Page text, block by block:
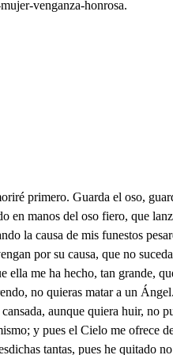
venganza-honrosa.
y sobre si acaso fueron favores, podía comprar muerte infame, por tomar aquello que no me dieron, y déjira de su Alteza notada la castidad con rasgos de liviandad, siendo el pensarlo bajeza. Estas consideraciones fueron remora a mis pasos, pues no hay en mujer fracasos, como andar en opiniones. Y así, supuesto que no tomé lo que bien pudiera, no quise que lo trajera, quien después que yo lo vio. Mas ya que con fieros vanos la tomasteis, bien hicisteis de venir donde venisteis para escapar de mis manos. Señora, con tu licencia: Bueno esta. . qué tal consiento! . Advertid, Duque, que siento mucho vuestra negligencia, y no atribuyas a mengua fieros de este Caballero, que obra con el acero mas que dice con la lengua; porque si por él no fuera de un oso aquí defendida, no me hallaráis ya con vida, ni la banda me la diera: la cual quiero que le deis en premio de su valor, y con gusto, y con amor amigo con él quedéis. Rabiando estoy de pesar. . Dudosa estoy si es Leonido; . mas pues aquí me ha traído el Cielo, quiero aguardar hasta ver el fin. . Haced, Duque, recoger la gente a esta Quinta brevemente. No me hagáis tal merced, que es mui estrecha mi casa para tal huésped. . Yo voy. . Llena de temor estoy. . Hallareisla tan escasa, que habéis de quedar corrida; mas con todo avisar quiero a mis criados. . Primero quiero saber vuestra vida, el nombre, patria, y nación. Ahora saldré de duda, . La lengua ha quedado muda de temor, y confusión. De qué? . De que habéis pedido que renueve mis